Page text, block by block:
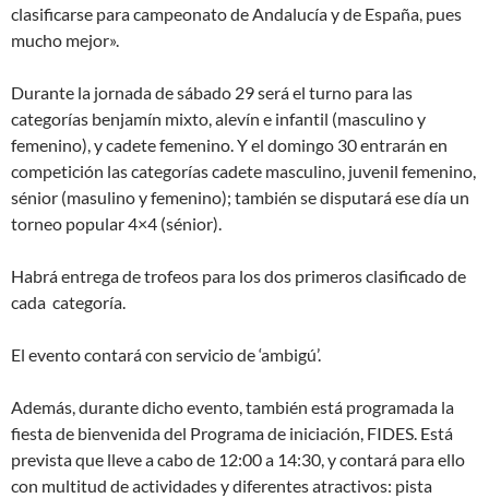
clasificarse para campeonato de Andalucía y de España, pues
mucho mejor».
Durante la jornada de sábado 29 será el turno para las
categorías benjamín mixto, alevín e infantil (masculino y
femenino), y cadete femenino. Y el domingo 30 entrarán en
competición las categorías cadete masculino, juvenil femenino,
sénior (masulino y femenino); también se disputará ese día un
torneo popular 4×4 (sénior).
Habrá entrega de trofeos para los dos primeros clasificado de
cada categoría.
El evento contará con servicio de ‘ambigú’.
Además, durante dicho evento, también está programada la
fiesta de bienvenida del Programa de iniciación, FIDES. Está
prevista que lleve a cabo de 12:00 a 14:30, y contará para ello
con multitud de actividades y diferentes atractivos: pista